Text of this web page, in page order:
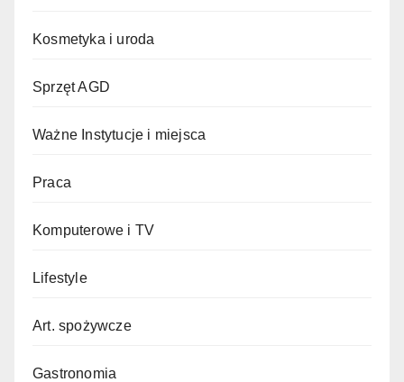
Kosmetyka i uroda
Sprzęt AGD
Ważne Instytucje i miejsca
Praca
Komputerowe i TV
Lifestyle
Art. spożywcze
Gastronomia